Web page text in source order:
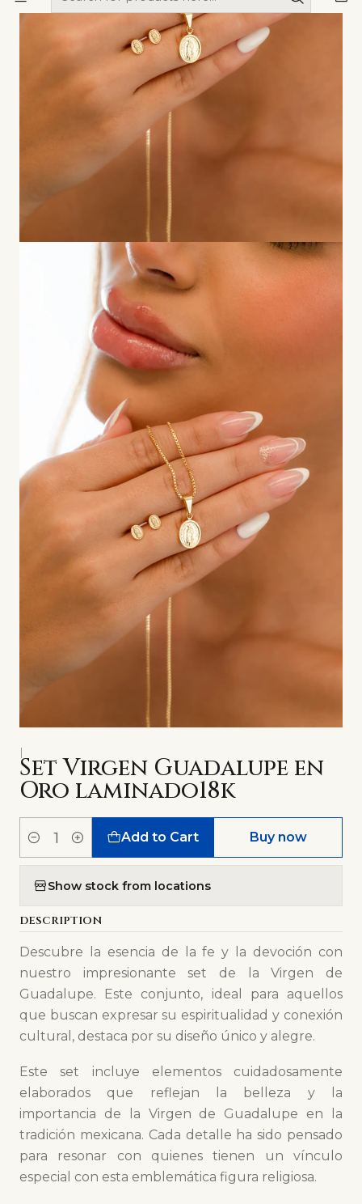
|
Set Virgen Guadalupe en
Oro laminado18k
Quantity
Add to Cart Buy now
Show stock from locations
DESCRIPTION
Descubre la esencia de la fe y la devoción con
nuestro impresionante set de la Virgen de
Guadalupe. Este conjunto, ideal para aquellos
que buscan expresar su espiritualidad y conexión
cultural, destaca por su diseño único y alegre.
Este set incluye elementos cuidadosamente
elaborados que reflejan la belleza y la
importancia de la Virgen de Guadalupe en la
tradición mexicana. Cada detalle ha sido pensado
para resonar con quienes tienen un vínculo
especial con esta emblemática figura religiosa.